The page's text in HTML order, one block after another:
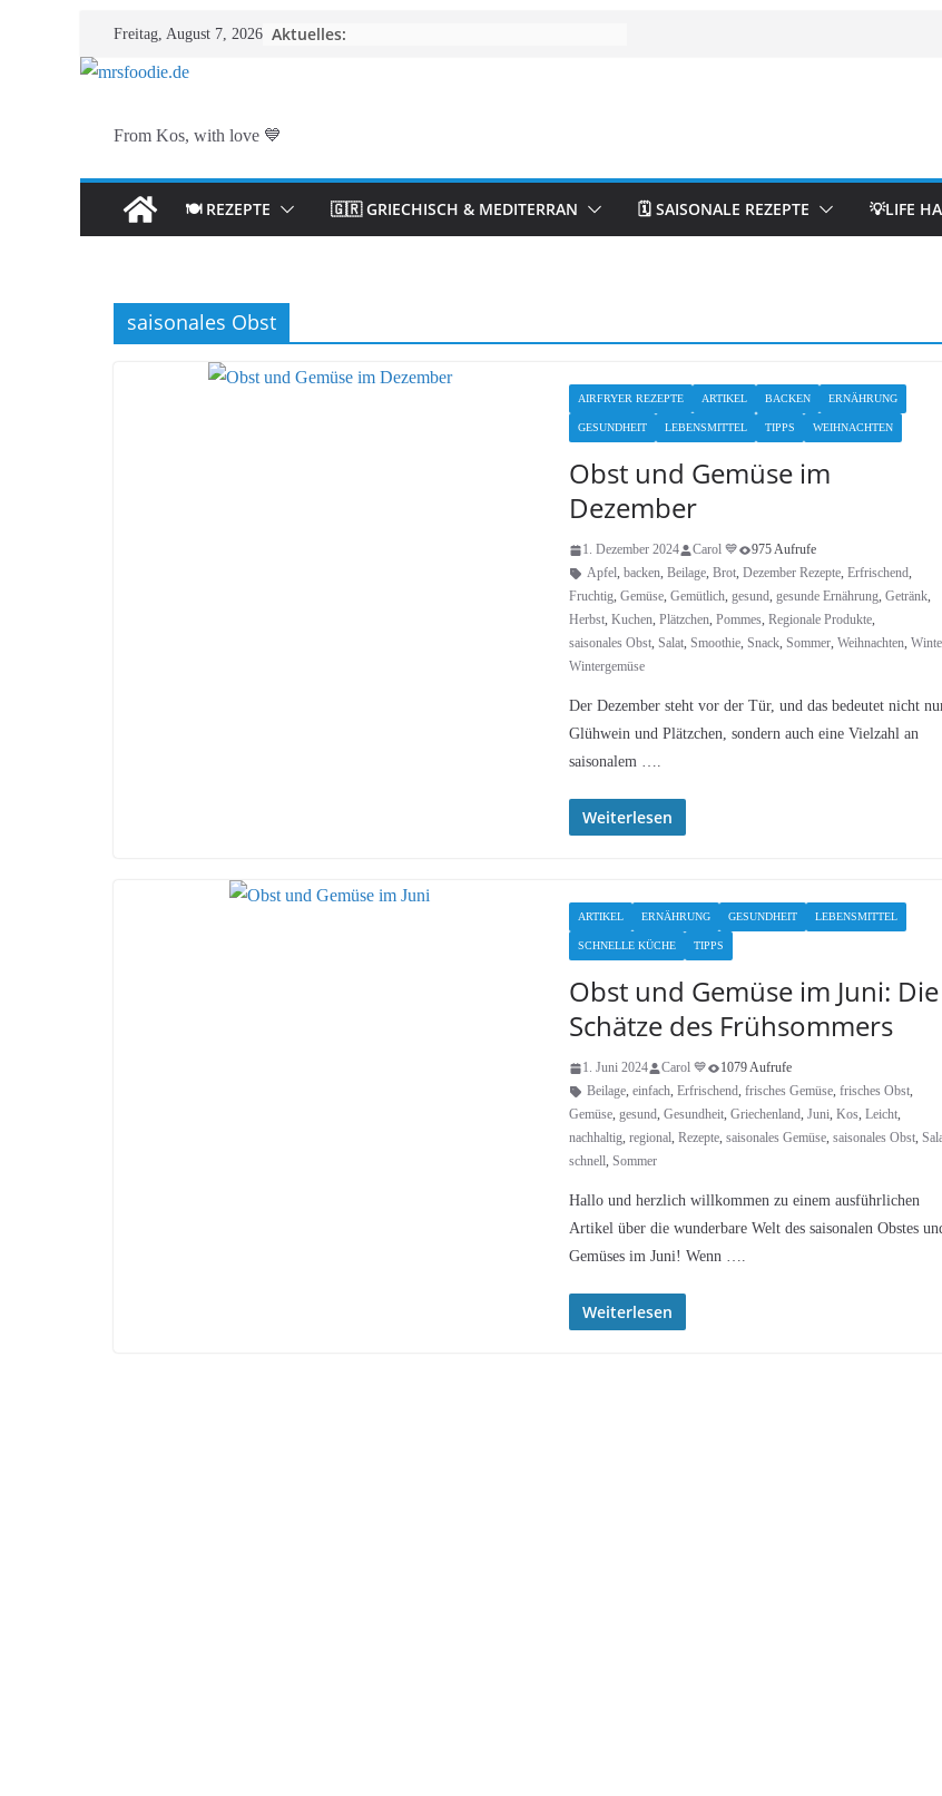
Inhalt
Freitag, August 7, 2026 Aktuelles:
From Kos, with love 💙
🍽️ REZEPTE 🇬🇷 GRIECHISCH & MEDITERRAN 🗓️ SAISONALE REZEPTE 💡LIFE
saisonales Obst
AIRFRYER REZEPTE ARTIKEL BACKEN ERNÄHRUNG
GESUNDHEIT LEBENSMITTEL TIPPS WEIHNACHTEN
Obst und Gemüse im
Dezember
1. Dezember 2024 Carol 💙
975 Aufrufe
Apfel, backen, Beilage, Brot, Dezember Rezepte, Erfrischend,
Fruchtig, Gemüse, Gemütlich, gesund, gesunde Ernährung, Getränk,
Herbst, Kuchen, Plätzchen, Pommes, Regionale Produkte,
saisonales Obst, Salat, Smoothie, Snack, Sommer, Weihnachten,
Wintergemüse
Der Dezember steht vor der Tür, und das bedeutet nicht
Glühwein und Plätzchen, sondern auch eine Vielzahl an
saisonalem ….
Weiterlesen
ARTIKEL ERNÄHRUNG GESUNDHEIT LEBENSMITTEL
SCHNELLE KÜCHE TIPPS
Obst und Gemüse im Juni: Die
Schätze des Frühsommers
1. Juni 2024 Carol 💙
1079 Aufrufe
Beilage, einfach, Erfrischend, frisches Gemüse, frisches Obst,
Gemüse, gesund, Gesundheit, Griechenland, Juni, Kos, Leicht,
nachhaltig, regional, Rezepte, saisonales Gemüse, saisonales Obst,
schnell, Sommer
Hallo und herzlich willkommen zu einem ausführlichen
Artikel über die wunderbare Welt des saisonalen Obstes
Gemüses im Juni! Wenn ….
Weiterlesen